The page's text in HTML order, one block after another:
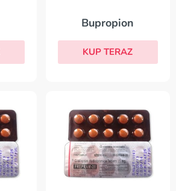
Bupropion
KUP TERAZ